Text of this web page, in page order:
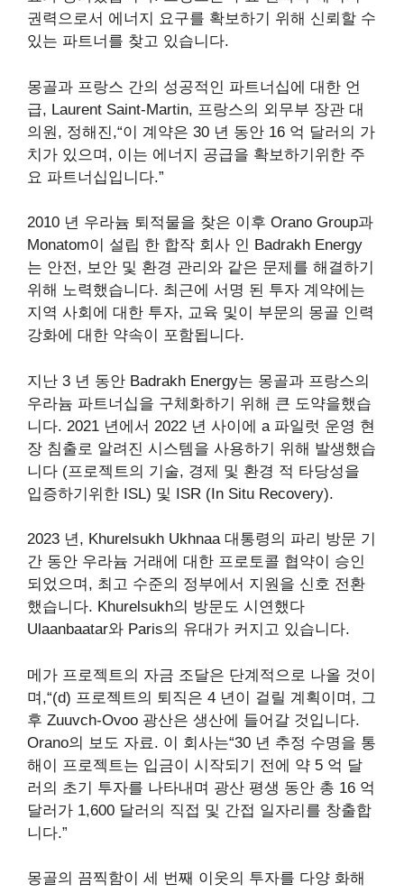
권력으로서 에너지 요구를 확보하기 위해 신뢰할 수
있는 파트너를 찾고 있습니다.
몽골과 프랑스 간의 성공적인 파트너십에 대한 언
급, Laurent Saint-Martin, 프랑스의 외무부 장관 대
의원, 정해진 ,“이 계약은 30 년 동안 16 억 달러의 가
치가 있으며, 이는 에너지 공급을 확보하기위한 주
요 파트너십입니다.”
2010 년 우라늄 퇴적물을 찾은 이후 Orano Group과
Monatom이 설립 한 합작 회사 인 Badrakh Energy
는 안전, 보안 및 환경 관리와 같은 문제를 해결하기
위해 노력했습니다. 최근에 서명 된 투자 계약에는
지역 사회에 대한 투자, 교육 및이 부문의 몽골 인력
강화에 대한 약속이 포함됩니다.
지난 3 년 동안 Badrakh Energy는 몽골과 프랑스의
우라늄 파트너십을 구체화하기 위해 큰 도약을했습
니다. 2021 년에서 2022 년 사이에 a 파일럿 운영 현
장 침출로 알려진 시스템을 사용하기 위해 발생했습
니다 (프로젝트의 기술, 경제 및 환경 적 타당성을
입증하기위한 ISL) 및 ISR (In Situ Recovery).
2023 년, Khurelsukh Ukhnaa 대통령의 파리 방문 기
간 동안 우라늄 거래에 대한 프로토콜 협약이 승인
되었으며, 최고 수준의 정부에서 지원을 신호 전환
했습니다. Khurelsukh의 방문도 시연했다
Ulaanbaatar와 Paris의 유대가 커지고 있습니다.
메가 프로젝트의 자금 조달은 단계적으로 나올 것이
며,“(d) 프로젝트의 퇴직은 4 년이 걸릴 계획이며, 그
후 Zuuvch-Ovoo 광산은 생산에 들어갈 것입니다.
Orano의 보도 자료. 이 회사는“30 년 추정 수명을 통
해이 프로젝트는 입금이 시작되기 전에 약 5 억 달
러의 초기 투자를 나타내며 광산 평생 동안 총 16 억
달러가 1,600 달러의 직접 및 간접 일자리를 창출합
니다.”
몽골의 끔찍함이 세 번째 이웃의 투자를 다양 화해